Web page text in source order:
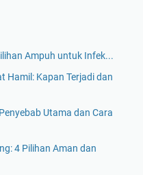
Ampuh untuk Infek...
Hamil: Kapan Terjadi dan
Utama dan Cara
4 Pilihan Aman dan